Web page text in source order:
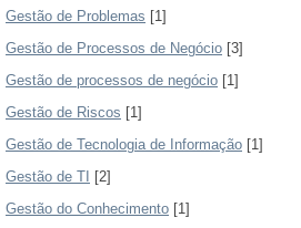
Gestão de Problemas [1]
Gestão de Processos de Negócio [3]
Gestão de processos de negócio [1]
Gestão de Riscos [1]
Gestão de Tecnologia de Informação [1]
Gestão de TI
[2]
Gestão do Conhecimento [1]